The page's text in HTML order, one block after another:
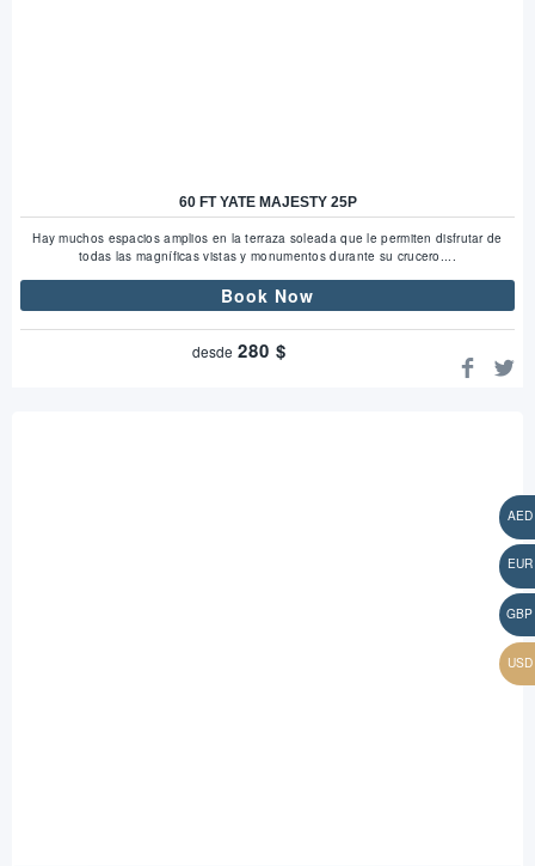
60 FT YATE MAJESTY 25P
Hay muchos espacios amplios en la terraza soleada que le permiten disfrutar de
todas las magníficas vistas y monumentos durante su crucero....
Book Now
desde 280 $